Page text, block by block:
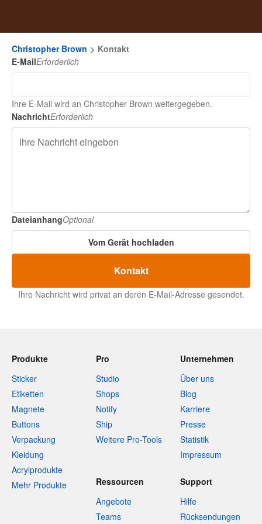
Christopher Brown
Kontakt
E-MailErforderlich
Ihre E-Mail wird an Christopher Brown weitergegeben.
NachrichtErforderlich
DateianhangOptional
Vom Gerät hochladen
Kontakt
Ihre Nachricht wird privat an deren E-Mail-Adresse gesendet.
Produkte
Sticker
Etiketten
Magnete
Buttons
Verpackung
Kleidung
Acrylprodukte
Mehr Produkte
Pro
Studio
Shops
Notify
Ship
Weitere Pro-Tools
Unternehmen
Über uns
Blog
Karriere
Presse
Statistik
Impressum
Ressourcen
Angebote
Teams
Support
Hilfe
Rücksendungen